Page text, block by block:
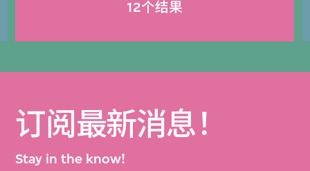
12个结果
订阅最新消息！
Stay in the know!